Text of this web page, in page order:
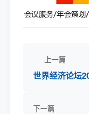
上一篇
世界经济论坛
下一篇